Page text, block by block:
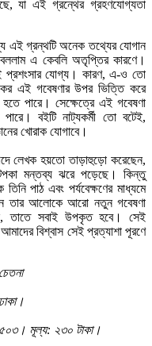
যা এই গ্রন্থের গ্রহণযোগ্যতা
এই গ্রন্থটি অনেক তথ্যের যোগান
এ কেবলি অতৃপ্তির কারণে।
প্রশংসার যোগ্য। কারণ, এ-ও তো
এই গবেষণার উপর ভিত্তি করে
পারে। সেক্ষেত্রে এই গবেষণা
বইটি নাট্যকর্মী তো বটেই,
খোরাক যোগাবে।
লেখক হয়তো তাড়াহুড়ো করেছেন,
মন্তব্য ঝরে পড়েছে। কিন্তু
পাঠ এবং পর্যবেক্ষণের মাধ্যমে
তার আলোকে আরো নতুন গবেষণা
তাতে সবাই উপকৃত হবে। সেই
বিশ্বাস সেই প্রত্যাশা পূরণে
মূল্য: ২৩০ টাকা।